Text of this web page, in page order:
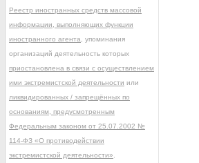
Реестр иностранных средств массовой
информации, выполняющих функции
иностранного агента , упоминания
организаций деятельность которых
приостановлена в связи с осуществлением
ими экстремистской деятельности или
ликвидированных / запрещённых по
основаниям, предусмотренным
Федеральным законом от 25.07.2002 №
114-ФЗ «О противодействии
экстремистской деятельности»